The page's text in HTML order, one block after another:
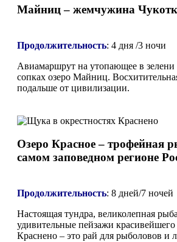
Майниц – жемчужина
Продолжительность: 4 дня /3 ночи
Авиамаршрут на утопающее в
сопках озеро Майниц.
подальше от цивилизации.
Озеро Красное – трофейная
самом заповедном регионе
Продолжительность: 8 дней/7 ночей
Настоящая тундра, великолепная
удивительные пейзажи красивейшего
Краснено – это рай для рыболовов и